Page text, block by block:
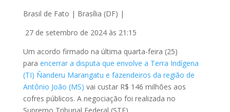
Brasil de Fato | Brasília (DF) |
27 de setembro de 2024 às 21:15
Um acordo firmado na última quarta-feira (25)
para encerrar a disputa que envolve a Terra Indígena
(TI) Ñanderu Marangatu e fazendeiros da região de
Antônio João (MS) vai custar R$ 146 milhões aos
cofres públicos. A negociação foi realizada no